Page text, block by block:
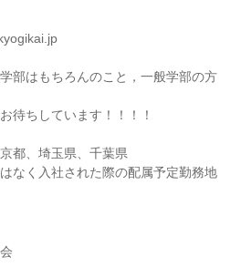
部はもちろんのこと，一般学部の方
待ちしています！！！！
都、埼玉県、千葉県
なく入社された際の配属予定勤務地